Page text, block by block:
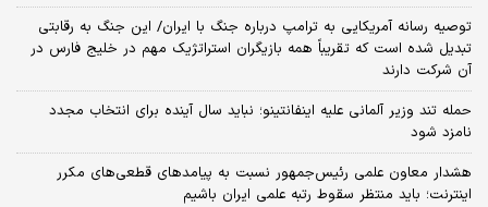
توصیه رسانه آمریکایی به ترامپ درباره جنگ با ایران/ این جنگ به رقابتی
تبدیل شده است که تقریباً همه بازیگران استراتژیک مهم در خلیج فارس در
آن شرکت دارند
حمله تند وزیر آلمانی علیه اینفانتینو؛ نباید سال آینده برای انتخاب مجدد
نامزد شود
هشدار معاون علمی رئیس‌جمهور نسبت به پیامدهای قطعی‌های مکرر
اینترنت؛ باید منتظر سقوط رتبه علمی ایران باشیم